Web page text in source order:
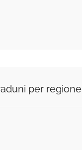
per regione